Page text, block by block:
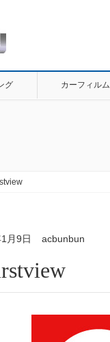
グ カーフィルム
月9日 acbunbun